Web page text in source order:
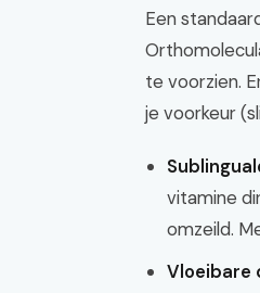
Een
te voorzien.
je voorkeur
vitamine
omzeild.
Vloeibare